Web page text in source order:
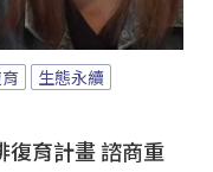
生態永續
復育計畫 諮商重